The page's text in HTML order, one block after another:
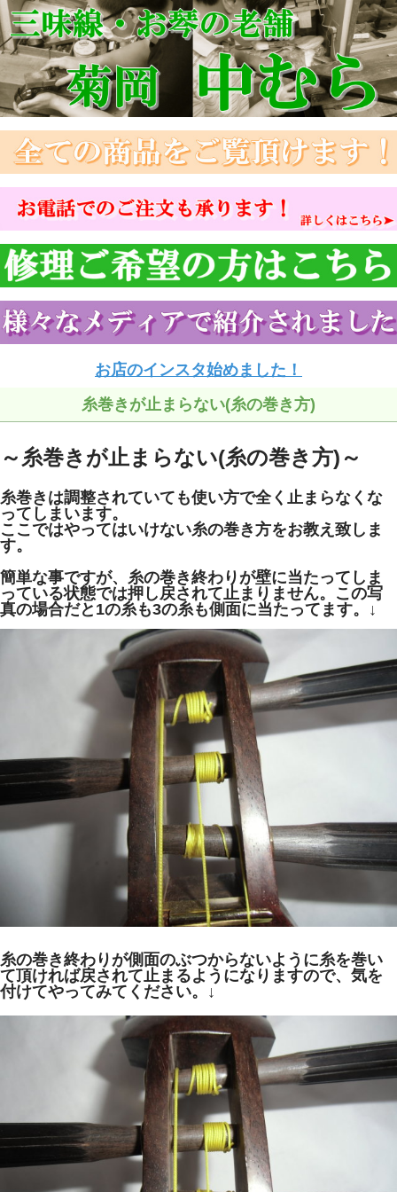
お店のインスタ始めました！
糸巻きが止まらない(糸の巻き方)
～糸巻きが止まらない(糸の巻き方)～
糸巻きは調整されていても使い方で全く止まらなくな
ってしまいます。
ここではやってはいけない糸の巻き方をお教え致しま
す。
簡単な事ですが、糸の巻き終わりが壁に当たってしま
っている状態では押し戻されて止まりません。この写
真の場合だと1の糸も3の糸も側面に当たってます。↓
糸の巻き終わりが側面のぶつからないように糸を巻い
て頂ければ戻されて止まるようになりますので、気を
付けてやってみてください。↓